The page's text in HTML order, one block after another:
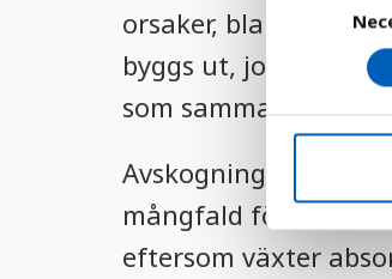
e
e
l
orsaker, bland
byggs ut, jordbruk
som sammanlagt är
Avskogning skapar
mångfald
eftersom växter